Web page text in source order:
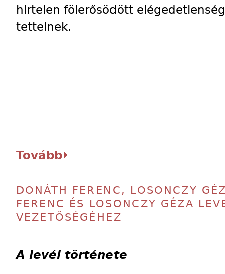
hirtelen fölerősödött
tetteinek.
Tovább
DONÁTH FERENC, LOSONCZY
FERENC ÉS LOSONCZY GÉZA
VEZETŐSÉGÉHEZ
A levél története